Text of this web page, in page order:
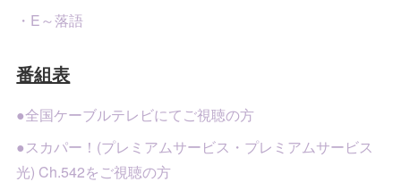
・E～落語
番組表
●全国ケーブルテレビにてご視聴の方
●スカパー！(プレミアムサービス・プレミアムサービス
光) Ch.542をご視聴の方